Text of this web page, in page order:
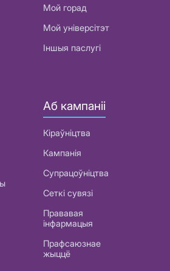
Мой горад
Мой універсітэт
Іншыя паслугі
Аб кампаніі
Кіраўніцтва
Кампанія
Супрацоўніцтва
Сеткі сувязі
Прававая
інфармацыя
Прафсаюзнае
жыццё